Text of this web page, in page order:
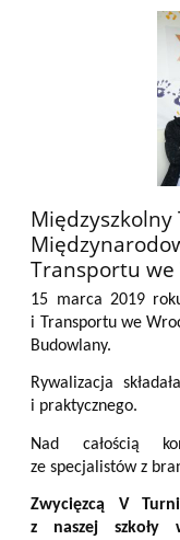
Transportu we
15 marca 2019
i Transportu we
Budowlany.
Rywalizacja
i praktycznego.
Nad całością
ze specjalistów z
Zwycięzcą V
z naszej szkoły